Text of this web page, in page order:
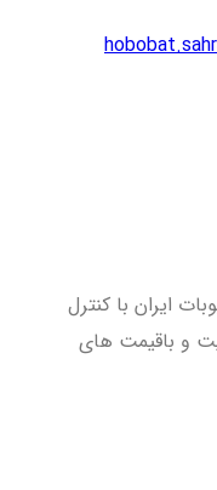
ایران با کنترل
و باقیمت های